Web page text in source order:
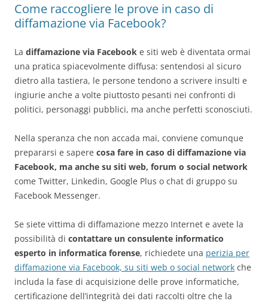
Come raccogliere le prove in caso di
diffamazione via Facebook?
La diffamazione via Facebook e siti web è diventata ormai
una pratica spiacevolmente diffusa: sentendosi al sicuro
dietro alla tastiera, le persone tendono a scrivere insulti e
ingiurie anche a volte piuttosto pesanti nei confronti di
politici, personaggi pubblici, ma anche perfetti sconosciuti.
Nella speranza che non accada mai, conviene comunque
prepararsi e sapere cosa fare in caso di diffamazione via
Facebook, ma anche su siti web, forum o social network
come Twitter, Linkedin, Google Plus o chat di gruppo su
Facebook Messenger.
Se siete vittima di diffamazione mezzo Internet e avete la
possibilità di contattare un consulente informatico
esperto in informatica forense, richiedete una perizia per
diffamazione via Facebook, su siti web o social network che
includa la fase di acquisizione delle prove informatiche,
certificazione dell’integrità dei dati raccolti oltre che la